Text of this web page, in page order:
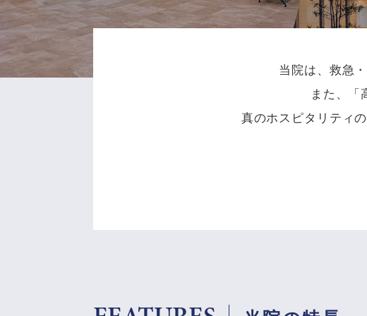
当院は、救急
また、「
真のホスピタリティ